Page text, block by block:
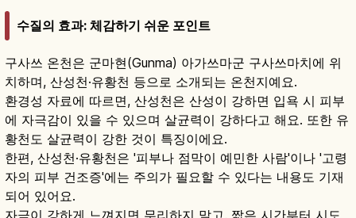
수질의 효과: 체감하기 쉬운 포인트
구사쓰 온천은 군마현(Gunma) 아가쓰마군 구사쓰마치에 위
치하며, 산성천·유황천 등으로 소개되는 온천지예요.
환경성 자료에 따르면, 산성천은 산성이 강하면 입욕 시 피부
에 자극감이 있을 수 있으며 살균력이 강하다고 해요. 또한 유
황천도 살균력이 강한 것이 특징이에요.
한편, 산성천·유황천은 '피부나 점막이 예민한 사람'이나 '고령
자의 피부 건조증'에는 주의가 필요할 수 있다는 내용도 기재
되어 있어요.
자극이 강하게 느껴지면 무리하지 말고, 짧은 시간부터 시도